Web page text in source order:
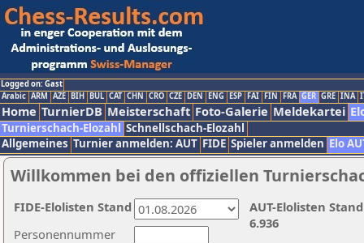
Logged on: Gast
Arabic ARM AZE BIH BUL CAT CHN CRO CZE DEN ENG ESP FAI FIN FRA GER GRE INA
Home TurnierDB Meisterschaft Foto-Galerie Meldekartei
Turnierschach-Elozahl Schnellschach-Elozahl
Allgemeines Turnier anmelden: AUT FIDE Spieler anmelden Elo
Willkommen bei den offiziellen
Personennummer
AUT-Elolisten
6.936
FIDE-Elolisten Stand